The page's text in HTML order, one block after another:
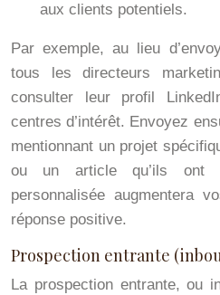
aux clients potentiels.
Par exemple, au lieu
tous les directeurs
consulter leur profil
centres d’intérêt. Envoyez
mentionnant un projet
ou un article qu’ils ont
personnalisée augmentera
réponse positive.
Prospection entrante
La prospection entrante, ou